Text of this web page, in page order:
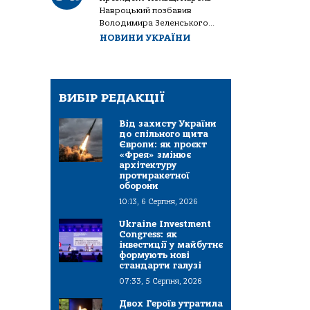
Навроцький позбавив
Володимира Зеленського...
НОВИНИ УКРАЇНИ
ВИБІР РЕДАКЦІЇ
Від захисту України
до спільного щита
Європи: як проєкт
«Фрея» змінює
архітектуру
протиракетної
оборони
10:13, 6 Серпня, 2026
Ukraine Investment
Congress: як
інвестиції у майбутнє
формують нові
стандарти галузі
07:33, 5 Серпня, 2026
Двох Героїв утратила